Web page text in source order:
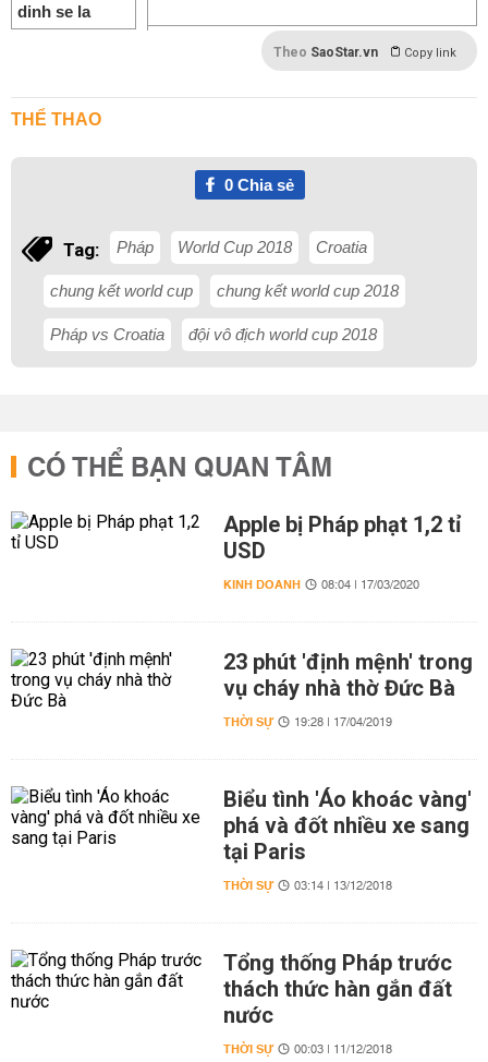
Theo SaoStar.vn Copy link
THỂ THAO
0Chia sẻ
Tag: Pháp World Cup 2018 Croatia
chung kết world cup chung kết world cup 2018
Pháp vs Croatia đội vô địch world cup 2018
CÓ THỂ BẠN QUAN TÂM
Apple bị Pháp phạt 1,2 tỉ
USD
KINH DOANH 08:04 | 17/03/2020
23 phút 'định mệnh' trong
vụ cháy nhà thờ Đức Bà
THỜI SỰ 19:28 | 17/04/2019
Biểu tình 'Áo khoác vàng'
phá và đốt nhiều xe sang
tại Paris
THỜI SỰ 03:14 | 13/12/2018
Tổng thống Pháp trước
thách thức hàn gắn đất
nước
THỜI SỰ 00:03 | 11/12/2018